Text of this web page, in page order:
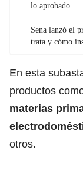
lo aprobado
Sena lanzó el
trata y cómo
En esta
productos
materias
otros.